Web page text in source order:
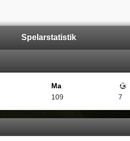
Spelarstatistik
Ma
109
7